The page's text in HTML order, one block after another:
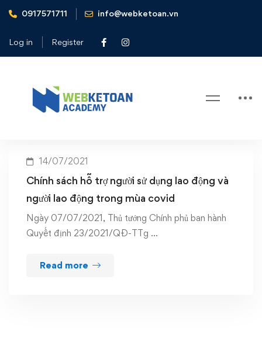
0917571711 info@webketoan.vn
Log in Register
Home chính sách hỗ trợ doanh nghiệp
Tag: chính sách hỗ trợ doanh
14/07/2021
Chính sách hỗ trợ người sử dụng lao động và
người lao động trong mùa covid
Ngày 07/07/2021, Thủ tướng Chính phủ ban hành
Quyết định 23/2021/QĐ-TTg …
Read more